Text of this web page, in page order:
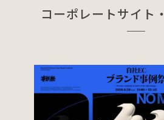
コーポレートサイト